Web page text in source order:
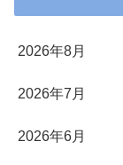
2026年8月
2026年7月
2026年6月